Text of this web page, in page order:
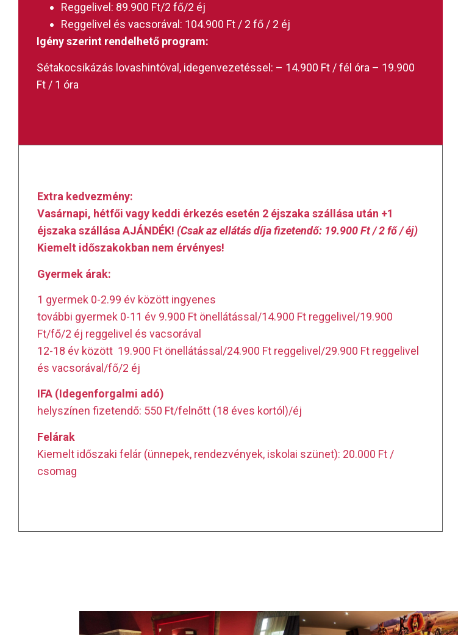
Reggelivel: 89.900 Ft/2 fő/2 éj
Reggelivel és vacsorával: 104.900 Ft / 2 fő / 2 éj
Igény szerint rendelhető program:
Sétakocsikázás lovashintóval, idegenvezetéssel: – 14.900 Ft / fél óra – 19.900
Ft / 1 óra
Extra kedvezmény:
Vasárnapi, hétfői vagy keddi érkezés esetén 2 éjszaka szállása után +1
éjszaka szállása AJÁNDÉK! (Csak az ellátás díja fizetendő: 19.900 Ft / 2 fő / éj)
Kiemelt időszakokban nem érvényes!
Gyermek árak:
1 gyermek 0-2.99 év között ingyenes
további gyermek 0-11 év 9.900 Ft önellátással/14.900 Ft reggelivel/19.900
Ft/fő/2 éj reggelivel és vacsorával
12-18 év között 19.900 Ft önellátással/24.900 Ft reggelivel/29.900 Ft reggelivel
és vacsorával/fő/2 éj
IFA (Idegenforgalmi adó)
helyszínen fizetendő: 550 Ft/felnőtt (18 éves kortól)/éj
Felárak
Kiemelt időszaki felár (ünnepek, rendezvények, iskolai szünet): 20.000 Ft /
csomag